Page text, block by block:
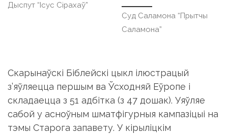
Дыспут “Ісус Сірахаў”
Суд Саламона “Прытчы
Саламона”
Скарынаўскі Біблейскі цыкл ілюстрацый
з’яўляецца першым ва Ўсходняй Еўропе і
складаецца з 51 адбітка (з 47 дошак). Уяўляе
сабой у асноўным шматфігурныя кампазіцыі на
тэмы Старога запавету. У кірыліцкім